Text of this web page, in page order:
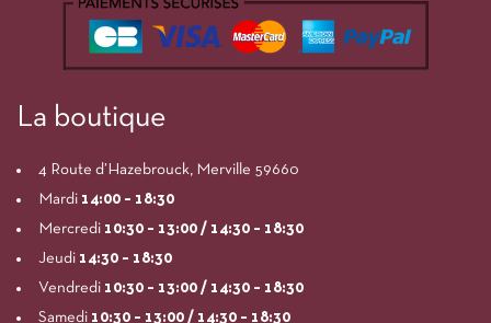
La boutique
4 Route d’Hazebrouck, Merville 59660
Mardi 14:00 – 18:30
Mercredi 10:30 – 13:00 / 14:30 – 18:30
Jeudi 14:30 – 18:30
Vendredi 10:30 – 13:00 / 14:30 – 18:30
Samedi 10:30 – 13:00 / 14:30 – 18:30